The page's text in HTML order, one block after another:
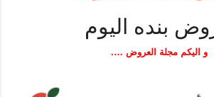
بنده اليوم
و اليكم مجلة العروض ….